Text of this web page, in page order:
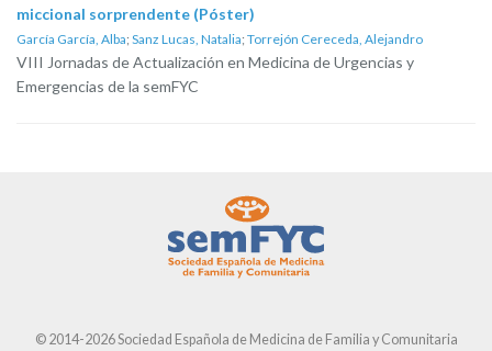
miccional sorprendente (Póster)
García García, Alba; Sanz Lucas, Natalia; Torrejón Cereceda, Alejandro
VIII Jornadas de Actualización en Medicina de Urgencias y
Emergencias de la semFYC
© 2014-2026 Sociedad Española de Medicina de Familia y Comunitaria